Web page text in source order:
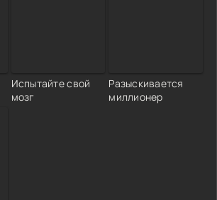
Испытайте свой
мозг
Разыскивается
миллионер